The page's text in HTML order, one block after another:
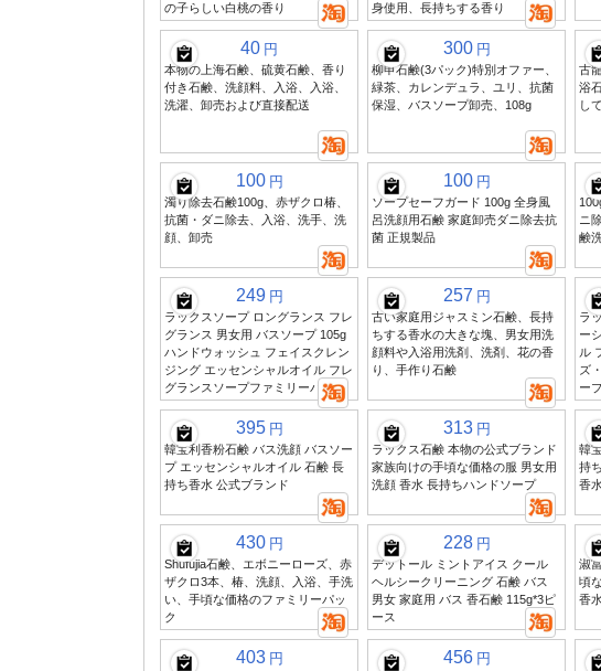
の子らしい白桃の香り
身使用、長持ちする香り
40 円
本物の上海石鹸、硫黄石鹸、香り
付き石鹸、洗顔料、入浴、入浴、
洗濯、卸売および直接配送
300 円
柳申石鹸(3パック)特別オファー、
緑茶、カレンデュラ、ユリ、抗菌
保湿、バスソープ卸売、108g
古
浴
し
100 円
濁り除去石鹸100g、赤ザクロ椿、
抗菌・ダニ除去、入浴、洗手、洗
顔、卸売
100 円
ソープセーフガード 100g 全身風
呂洗顔用石鹸 家庭卸売ダニ除去抗
菌 正規製品
ニ
鹸
249 円
ラックスソープ ロングランス フレ
グランス 男女用 バスソープ 105g
ハンドウォッシュ フェイスクレン
ジング エッセンシャルオイル フレ
グランスソープファミリーパック
257 円
古い家庭用ジャスミン石鹸、長持
ちする香水の大きな塊、男女用洗
顔料や入浴用洗剤、洗剤、花の香
り、手作り石鹸
ラ
ー
ル
ズ
ー
395 円
韓宝利香粉石鹸 バス洗顔 バスソー
プ エッセンシャルオイル 石鹸 長
持ち香水 公式ブランド
313 円
ラックス石鹸 本物の公式ブランド
家族向けの手頃な価格の服 男女用
洗顔 香水 長持ちハンドソープ
韓
持
香水
430 円
Shufujia石鹸、エボニーローズ、赤
ザクロ3本、椿、洗顔、入浴、手洗
い、手頃な価格のファミリーパッ
ク
228 円
デットール ミントアイス クール
ヘルシークリーニング 石鹸 バス
男女 家庭用 バス 香石鹸 115g*3ピ
ース
淑
頃
香
403 円 456 円